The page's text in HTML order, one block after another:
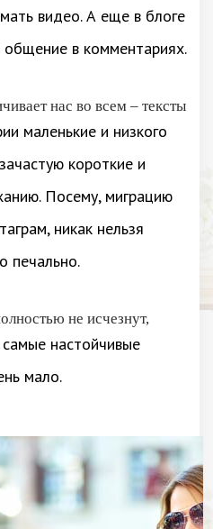
видео. А еще в блоге
в комментариях.
нас во всем – тексты
маленькие и низкого
короткие и
Посему, миграцию
никак нельзя
печально.
не исчезнут,
настойчивые
мало.